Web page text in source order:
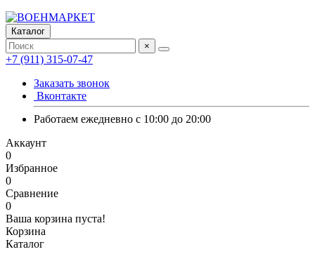
Каталог
×
+7 (911) 315-07-47
Заказать звонок
Вконтакте
Работаем ежедневно с 10:00 до 20:00
Аккаунт
0
Избранное
0
Сравнение
0
Ваша корзина пуста!
Корзина
Каталог